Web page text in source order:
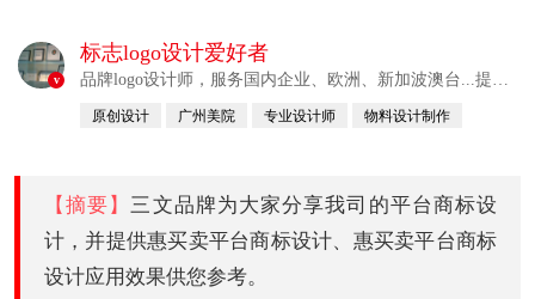
v
标志logo设计爱好者
品牌logo设计师，服务国内企业、欧洲、新加波澳台...提供
原创设计 广州美院 专业设计师 物料设计制作
【摘要】三文品牌为大家分享我司的平台商标设
计，并提供惠买卖平台商标设计、惠买卖平台商标
设计应用效果供您参考。